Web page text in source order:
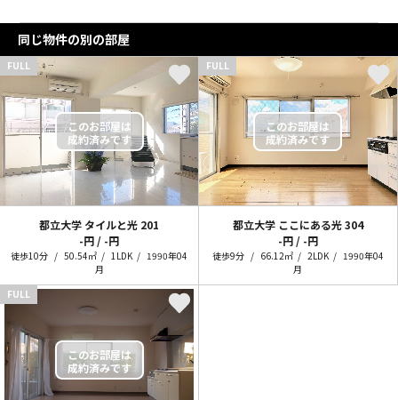
同じ物件の別の部屋
FULL
都立大学 タイルと光 201
-円 / -円
徒歩10分 50.54㎡ 1LDK
1990年04
月
FULL
都立大学 ここにある光304
-円 / -円
徒歩9分 66.12㎡ 2LDK
1990年04
月
FULL